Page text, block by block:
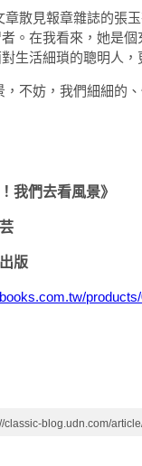
章散見報章雜誌的張
。在我看來，她是
生活細瑣的聰明人
，不妨，我們細細的、
我們去看風景》
版
classic-blog.udn.com/